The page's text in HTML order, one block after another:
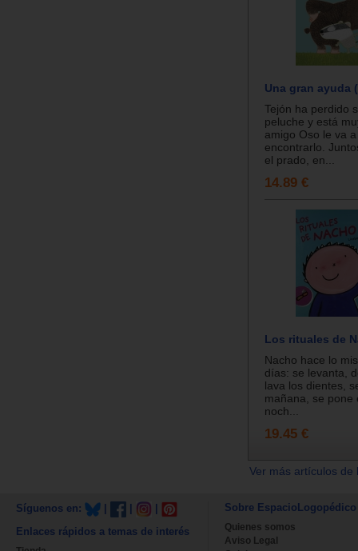
Una gran ayuda
Tejón ha perdido
peluche y está
amigo Oso le va
encontrarlo.
el prado, en...
14.89 €
Los rituales de
Nacho hace lo
días: se levanta,
lava los dientes,
mañana, se pone
noch...
19.45 €
Ver más artículos
Síguenos en:
Enlaces rápidos a temas de interés
Sobre EspacioLogopédico
Quienes somos
Aviso Legal